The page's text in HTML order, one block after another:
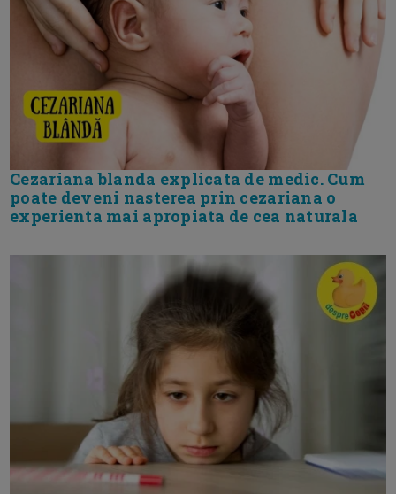
Cezariana blanda explicata de medic. Cum
poate deveni nasterea prin cezariana o
experienta mai apropiata de cea naturala